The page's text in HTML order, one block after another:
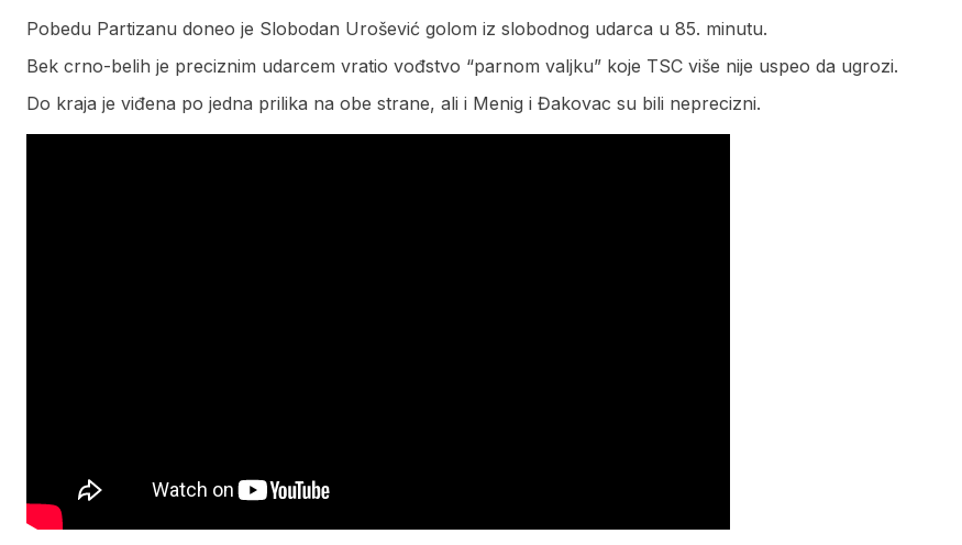
Pobedu Partizanu doneo je Slobodan Urošević golom iz slobodnog udarca u 85. minutu.
Bek crno-belih je preciznim udarcem vratio vođstvo “parnom valjku” koje TSC više nije uspeo da ugrozi.
Do kraja je viđena po jedna prilika na obe strane, ali i Menig i Đakovac su bili neprecizni.